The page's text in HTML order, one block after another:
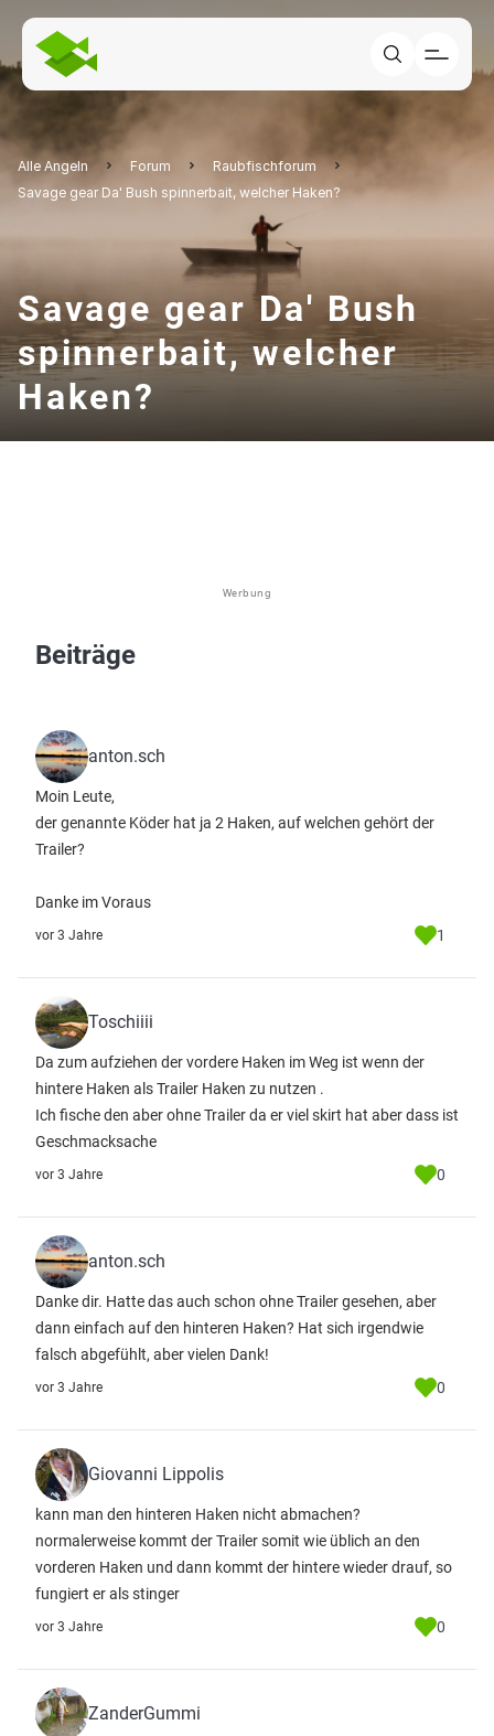
Alle Angeln Forum
Raubfischforum
Savage gear Da' Bush spinnerbait, welcher Haken?
Savage gear Da' Bush
spinnerbait, welcher
Haken?
Werbung
Beiträge
anton.sch
Moin Leute,
der genannte Köder hat ja 2 Haken, auf welchen gehört der
Trailer?
Danke im Voraus
vor 3 Jahre 1
Toschiiii
Da zum aufziehen der vordere Haken im Weg ist wenn der
hintere Haken als Trailer Haken zu nutzen .
Ich fische den aber ohne Trailer da er viel skirt hat aber dass ist
Geschmacksache
vor 3 Jahre 0
anton.sch
Danke dir. Hatte das auch schon ohne Trailer gesehen, aber
dann einfach auf den hinteren Haken? Hat sich irgendwie
falsch abgefühlt, aber vielen Dank!
vor 3 Jahre 0
Giovanni Lippolis
kann man den hinteren Haken nicht abmachen?
normalerweise kommt der Trailer somit wie üblich an den
vorderen Haken und dann kommt der hintere wieder drauf, so
fungiert er als stinger
vor 3 Jahre 0
ZanderGummi